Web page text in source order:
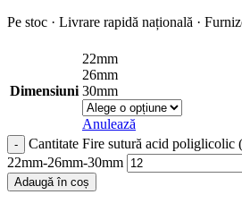
Pe stoc · Livrare rapidă națională ·
Dimensiuni
22mm
26mm
30mm
Anulează
Cantitate Fire sutură acid poliglicolic
22mm-26mm-30mm
Adaugă în coș